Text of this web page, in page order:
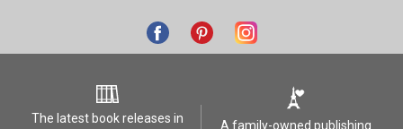
The latest book releases in
A family-owned publishing